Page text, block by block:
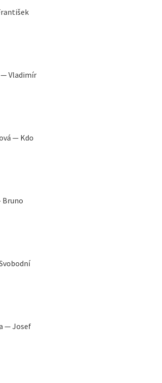
Vladimír
— Kdo
Bruno
— Josef